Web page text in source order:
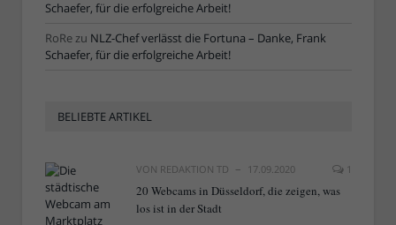
Schaefer, für die erfolgreiche Arbeit!
RoRezu NLZ-Chef verlässt die Fortuna – Danke, Frank
Schaefer, für die erfolgreiche Arbeit!
BELIEBTE ARTIKEL
VON REDAKTION TD 17.09.2020 1
20 Webcams in Düsseldorf, die zeigen, was
los ist in der Stadt